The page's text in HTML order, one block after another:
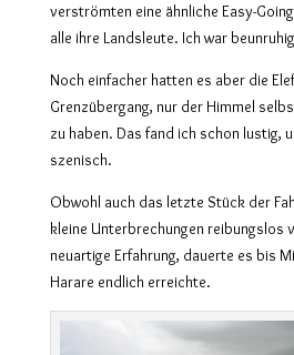
verströmten eine ähnliche Easy-
alle ihre Landsleute. Ich war
Noch einfacher hatten es aber die
Grenzübergang, nur der Himmel
zu haben. Das fand ich schon lustig,
szenisch.
Obwohl auch das letzte Stück der
kleine Unterbrechungen reibungslos
neuartige Erfahrung, dauerte es bis
Harare endlich erreichte.